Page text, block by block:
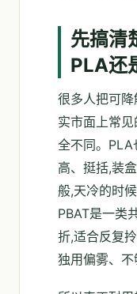
先搞清
PLA还
很多人把可
实市面上常
全不同。PLA
高、挺括,装
般,天冷的时
PBAT是一类
折,适合反复
独用偏雾、不